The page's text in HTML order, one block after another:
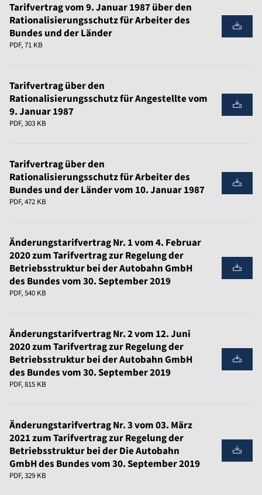
Tarifvertrag vom 9. Januar 1987 über den
Rationalisierungsschutz für Arbeiter des
Bundes und der Länder
PDF, 71 KB
Tarifvertrag über den
Rationalisierungsschutz für Angestellte vom
9. Januar 1987
PDF, 303 KB
Tarifvertrag über den
Rationalisierungsschutz für Arbeiter des
Bundes und der Länder vom 10. Januar 1987
PDF, 472 KB
Änderungstarifvertrag Nr. 1 vom 4. Februar
2020 zum Tarifvertrag zur Regelung der
Betriebsstruktur bei der Autobahn GmbH
des Bundes vom 30. September 2019
PDF, 540 KB
Änderungstarifvertrag Nr. 2 vom 12. Juni
2020 zum Tarifvertrag zur Regelung der
Betriebsstruktur bei der Autobahn GmbH
des Bundes vom 30. September 2019
PDF, 815 KB
Änderungstarifvertrag Nr. 3 vom 03. März
2021 zum Tarifvertrag zur Regelung der
Betriebsstruktur bei der Die Autobahn
GmbH des Bundes vom 30. September 2019
PDF, 329 KB